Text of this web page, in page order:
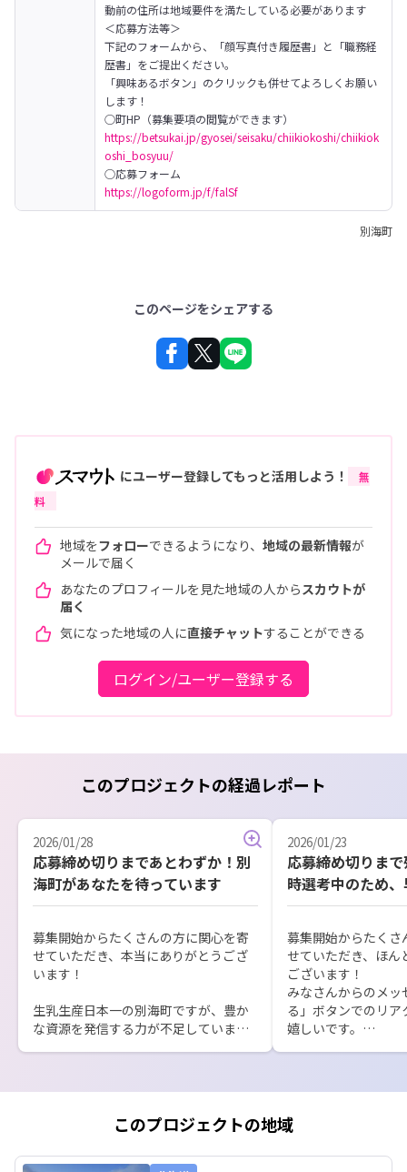
動前の住所は地域要件を満たしている必要があります
＜応募方法等＞
下記のフォームから、「顔写真付き履歴書」と「職務経
歴書」をご提出ください。
「興味あるボタン」のクリックも併せてよろしくお願い
します！
https://betsukai.jp/gyosei/seisaku/chiikiokoshi/chiikiok
oshi_bosyuu/
https://logoform.jp/f/falSf
別海町
このページをシェアする
にユーザー登録してもっと活用しよう！
無
料
地域をフォローできるようになり、 地域の最新情報が
メールで届く
あなたのプロフィールを見た地域の人からスカウトが
届く
気になった地域の人に直接チャットすることができる
ログイン/ユーザー登録する
このプロジェクトの経過レポート
2026/01/28
応募締め切りまであとわずか！別
海町があなたを待っています
募集開始からたくさんの方に関心を寄
せていただき、本当にありがとうござ
います！
生乳生産日本一の別海町ですが、豊か
な資源を発信する力が不足していま
あなたのヨソモノ目線で町の魅力を発
見し、雄大な自然の中で自分らしいラ
2026/01/23
応募締め切りま
時選考中のため
を！
募集開始からたくさ
せていただき、ほん
ございます！
みなさんからのメ
る」ボタンでのリア
嬉しいです。
ル以上に、
町の可能性を信じる
方々と共に歩んでく
このプロジェクトの地域